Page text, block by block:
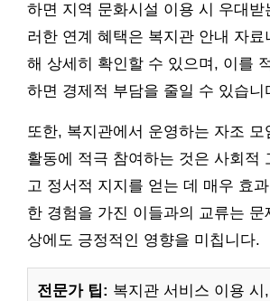
하면 지역 문화시설 이용 시 우대받
러한 연계 혜택은 복지관 안내 자료
해 상세히 확인할 수 있으며, 이를
하면 경제적 부담을 줄일 수 있습니
또한, 복지관에서 운영하는 자조 모
활동에 적극 참여하는 것은 사회적
고 정서적 지지를 얻는 데 매우 효
한 경험을 가진 이들과의 교류는
상에도 긍정적인 영향을 미칩니다.
전문가 팁: 복지관 서비스 이용